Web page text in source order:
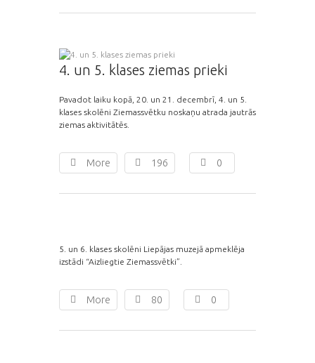
4. un 5. klases ziemas prieki
Pavadot laiku kopā, 20. un 21. decembrī, 4. un 5.
klases skolēni Ziemassvētku noskaņu atrada jautrās
ziemas aktivitātēs.
More 196 0
5. un 6. klases skolēni Liepājas muzejā apmeklēja
izstādi “Aizliegtie Ziemassvētki”.
More 80 0